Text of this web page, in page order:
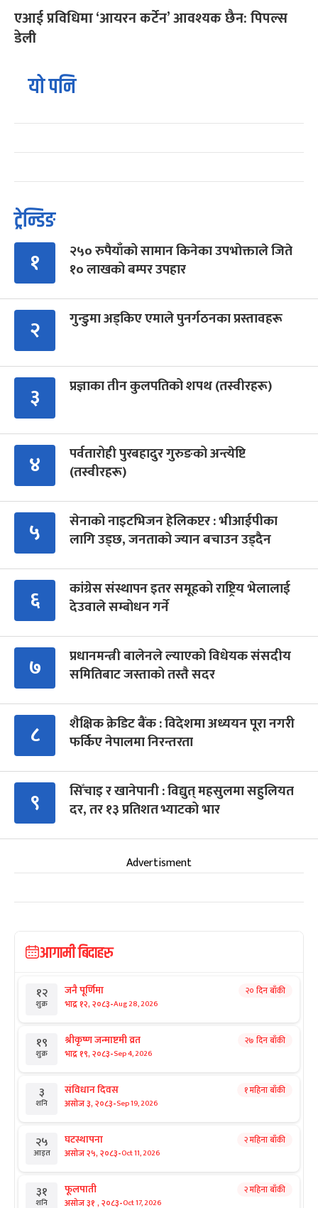
एआई प्रविधिमा ‘आयरन कर्टेन’ आवश्यक छैन: पिपल्स
डेली
यो पनि
ट्रेन्डिङ
१
२५० रुपैयाँको सामान किनेका उपभोक्ताले जिते
१० लाखको बम्पर उपहार
२ गुन्डुमा अड्किए एमाले पुनर्गठनका प्रस्तावहरू
३ प्रज्ञाका तीन कुलपतिको शपथ (तस्वीरहरू)
४
पर्वतारोही पुरबहादुर गुरुङको अन्त्येष्टि
(तस्वीरहरू)
५
सेनाको नाइटभिजन हेलिकप्टर : भीआईपीका
लागि उड्छ, जनताको ज्यान बचाउन उड्दैन
६
कांग्रेस संस्थापन इतर समूहको राष्ट्रिय भेलालाई
देउवाले सम्बोधन गर्ने
७
प्रधानमन्त्री बालेनले ल्याएको विधेयक संसदीय
समितिबाट जस्ताको तस्तै सदर
८
शैक्षिक क्रेडिट बैंक : विदेशमा अध्ययन पूरा नगरी
फर्किए नेपालमा निरन्तरता
९
सिँचाइ र खानेपानी : विद्युत् महसुलमा सहुलियत
दर, तर १३ प्रतिशत भ्याटको भार
Advertisment
आगामी बिदाहरु
१२
शुक्र
जनै पूर्णिमा
भाद्र १२, २०८३-Aug 28, 2026
२० दिन बाँकी
१९
शुक्र
श्रीकृष्ण जन्माष्टमी व्रत
भाद्र १९, २०८३-Sep 4, 2026
२७ दिन बाँकी
३
शनि
संविधान दिवस
असोज ३, २०८३-Sep 19, 2026
१ महिना बाँकी
२५
आइत
घटस्थापना
असोज २५, २०८३-Oct 11, 2026
२ महिना बाँकी
३१
शनि
फूलपाती
असोज ३१ , २०८३-Oct 17, 2026
२ महिना बाँकी